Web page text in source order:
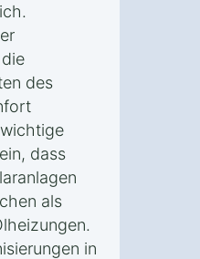
des
dass
als
in